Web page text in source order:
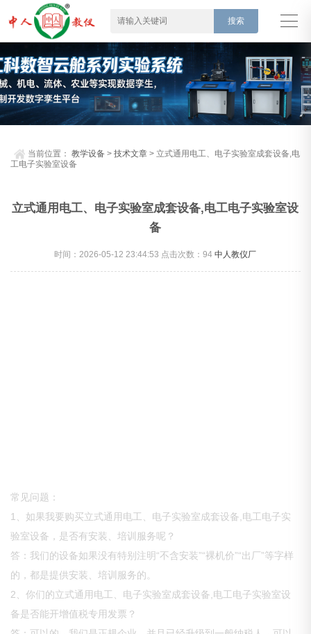
当前位置：教学设备 >技术文章 > 立式通用电工、电子实验室成套设备,电
工电子实验室设备
立式通用电工、电子实验室成套设备,电工电子实验室设
备
时间：2026-05-12 23:44:53 点击次数：94中人教仪厂
常见问题：
1、如果我要购买立式通用电工、电子实验室成套设备,电工电子实
验室设备，是否有安装、培训服务呢？
答：我们的设备如果没有特别注明“不含安装”“裸机价”“出厂”等字样
的，都是提供安装、培训服务的。
2、你们的立式通用电工、电子实验室成套设备,电工电子实验室设
备是否能开增值税专用发票？